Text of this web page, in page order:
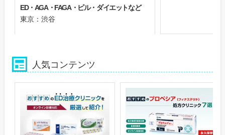
ED・AGA・FAGA・ピル・ダイエットなど
東京：渋谷
人気コンテンツ